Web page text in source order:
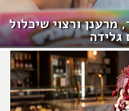
ורצוי שיכלול
גלידה